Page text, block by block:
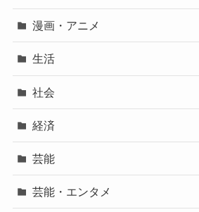
漫画・アニメ
生活
社会
経済
芸能
芸能・エンタメ